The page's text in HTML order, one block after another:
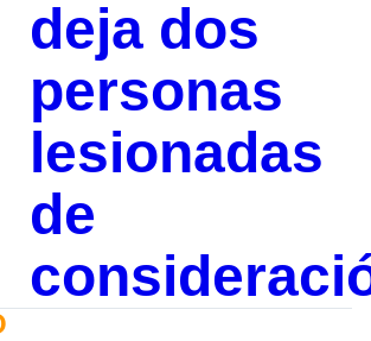
deja dos
personas
lesionadas
de